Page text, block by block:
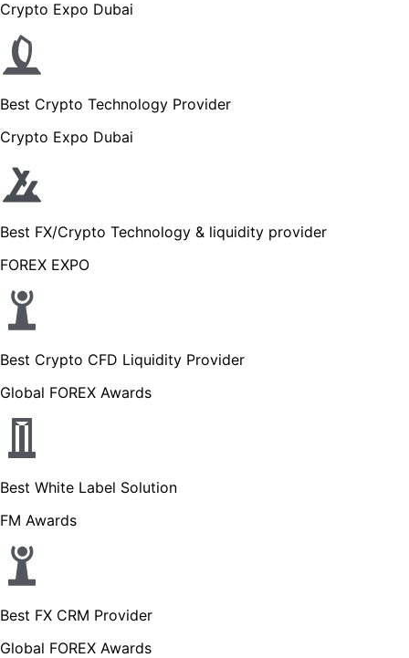
Crypto Expo Dubai
Best Crypto Technology Provider
Crypto Expo Dubai
Best FX/Crypto Technology & liquidity provider
FOREX EXPO
Best Crypto CFD Liquidity Provider
Global FOREX Awards
Best White Label Solution
FM Awards
Best FX CRM Provider
Global FOREX Awards